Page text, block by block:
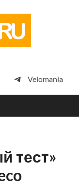
просто
Velomania
тест»